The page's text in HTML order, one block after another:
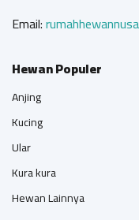
Email:
Hewan Populer
Anjing
Kucing
Ular
Kura kura
Hewan Lainnya